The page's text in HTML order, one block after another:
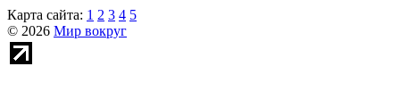
Карта сайта: 1 2 3 4 5
© 2026 Мир вокруг